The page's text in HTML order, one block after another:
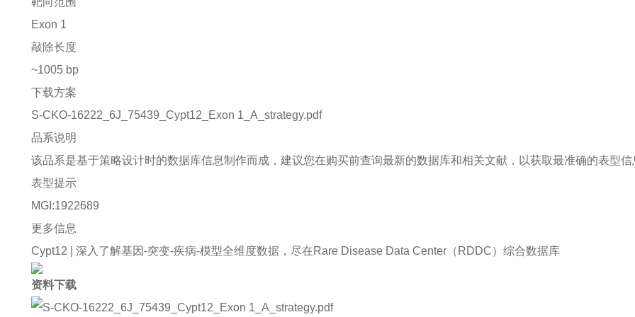
Exon 1
敲除长度
~1005 bp
下载方案
S-CKO-16222_6J_75439_Cypt12_Exon 1_A_strategy.pdf
品系说明
该品系是基于策略设计时的数据库信息制作而成，建议您在购买前查询最新的数据库和相关文献，以获取最准确的表型信
表型提示
MGI:1922689
更多信息
Cypt12 | 深入了解基因-突变-疾病-模型全维度数据，尽在Rare Disease Data Center（RDDC）综合数据库
资料下载